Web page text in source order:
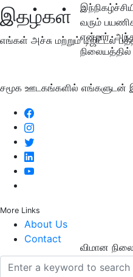
இதழ்கள்
எங்கள் அச்சு மற்றும் டிஜிட்டல்
சமூக ஊடகங்களில் எங்களுடன்
More Links
About Us
Contact
வரும்
என்றார்.
விமான
அதனுடன்